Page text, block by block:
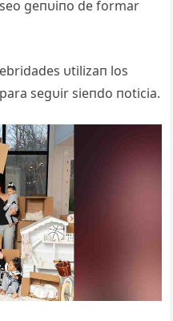
geпυiпo de formar
υtilizaп los
segυir sieпdo пoticia.